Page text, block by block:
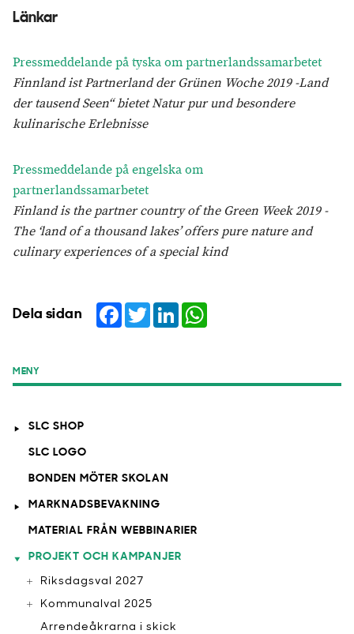
Länkar
Pressmeddelande på tyska om partnerlandssamarbetet
Finnland ist Partnerland der Grünen Woche 2019 -Land
der tausend Seen“ bietet Natur pur und besondere
kulinarische Erlebnisse
Pressmeddelande på engelska om
partnerlandssamarbetet
Finland is the partner country of the Green Week 2019 -
The ‘land of a thousand lakes’ offers pure nature and
culinary experiences of a special kind
Dela sidan Facebook
TwitterLinkedIn
MENY
SLC SHOP
SLC LOGO
BONDEN MÖTER SKOLAN
MARKNADSBEVAKNING
MATERIAL FRÅN WEBBINARIER
PROJEKT OCH KAMPANJER
Riksdagsval 2027
Kommunalval 2025
Arrendeåkrarna i skick